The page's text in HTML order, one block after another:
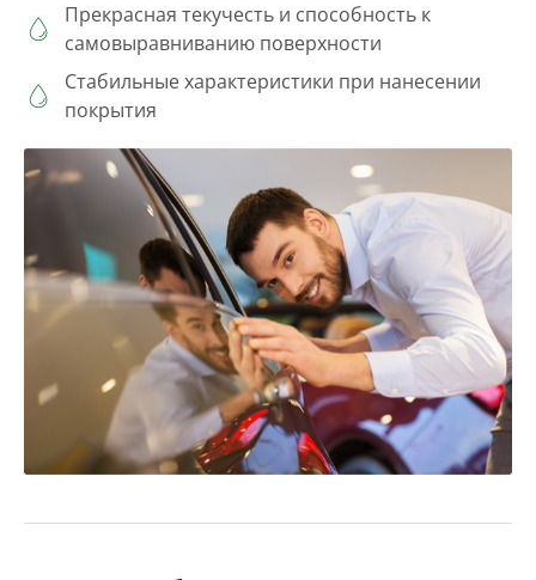
Прекрасная текучесть и способность к
самовыравниванию поверхности
Стабильные характеристики при нанесении
покрытия